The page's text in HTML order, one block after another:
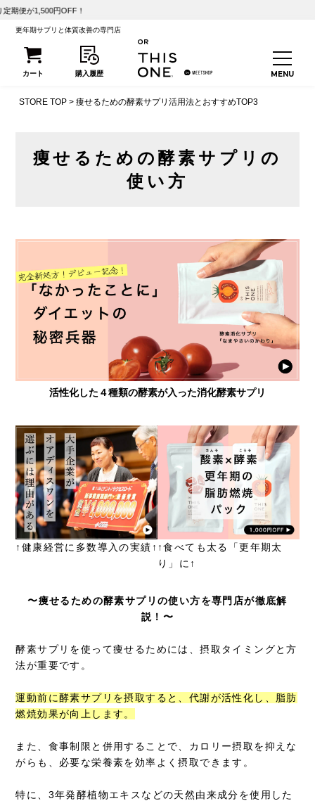
！
更年期サプリと体質改善の専門店
STORE TOP 痩せるための酵素サプリ活用法とおすすめTOP3
痩せるための酵素サプリの
使い方
活性化した４種類の酵素が入った消化酵素サプリ
↑健康経営に多数導入の実績↑ ↑食べても太る「更年期太
り」に↑
〜痩せるための酵素サプリの使い方を専門店が徹底解
説！〜
酵素サプリを使って痩せるためには、摂取タイミングと方
法が重要です。
運動前に酵素サプリを摂取すると、代謝が活性化し、脂肪
燃焼効果が向上します。
また、食事制限と併用することで、カロリー摂取を抑えな
がらも、必要な栄養素を効率よく摂取できます。
特に、3年発酵植物エキスなどの天然由来成分を使用した